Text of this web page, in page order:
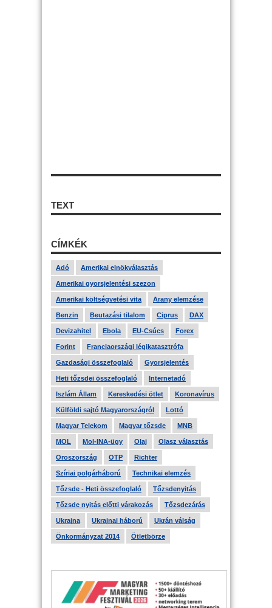
TEXT
CÍMKÉK
Adó Amerikai elnökválasztás
Amerikai gyorsjelentési szezon
Amerikai költségvetési vita Arany elemzése
Benzin Beutazási tilalom Ciprus DAX
Devizahitel Ebola EU-Csúcs Forex
Forint Franciaországi légikatasztrófa
Gazdasági összefoglaló Gyorsjelentés
Heti tőzsdei összefoglaló Internetadó
Iszlám Állam Kereskedési ötlet Koronavírus
Külföldi sajtó Magyarországról Lottó
Magyar Telekom Magyar tőzsde MNB
MOL Mol-INA-ügy Olaj Olasz választás
Oroszország OTP Richter
Szíriai polgárháború Technikai elemzés
Tőzsde - Heti összefoglaló Tőzsdenyitás
Tőzsde nyitás előtti várakozás Tőzsdezárás
Ukrajna Ukrajnai háború Ukrán válság
Önkormányzat 2014 Ötletbörze